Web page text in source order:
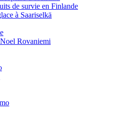
de survie en Finlande
à Saariselkä
Rovaniemi